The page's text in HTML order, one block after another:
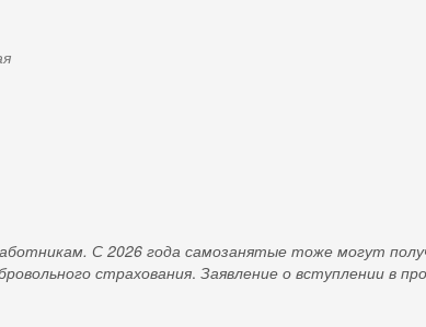
С 2026 года самозанятые тоже могут
страхования. Заявление о вступлении в